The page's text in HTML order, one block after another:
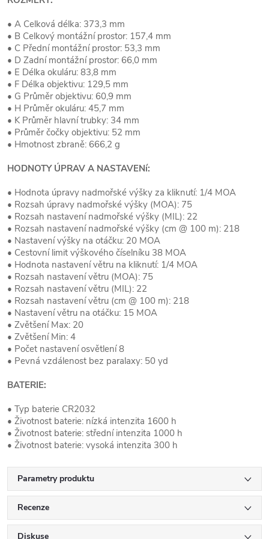
• A Celková délka: 373,3 mm
• B Celkový montážní prostor: 157,4 mm
• C Přední montážní prostor: 53,3 mm
• D Zadní montážní prostor: 66,0 mm
• E Délka okuláru: 83,8 mm
• F Délka objektivu: 129,5 mm
• G Průměr objektivu: 60,9 mm
• H Průměr okuláru: 45,7 mm
• K Průměr hlavní trubky: 34 mm
• Průměr čočky objektivu: 52 mm
• Hmotnost zbraně: 666,2 g
HODNOTY ÚPRAV A NASTAVENí:
• Hodnota úpravy nadmořské výšky za kliknutí: 1/4 MOA
• Rozsah úpravy nadmořské výšky (MOA): 75
• Rozsah nastavení nadmořské výšky (MIL): 22
• Rozsah nastavení nadmořské výšky (cm @ 100 m): 218
• Nastavení výšky na otáčku: 20 MOA
• Cestovní limit výškového číselníku 38 MOA
• Hodnota nastavení větru na kliknutí: 1/4 MOA
• Rozsah nastavení větru (MOA): 75
• Rozsah nastavení větru (MIL): 22
• Rozsah nastavení větru (cm @ 100 m): 218
• Nastavení větru na otáčku: 15 MOA
• Zvětšení Max: 20
• Zvětšení Min: 4
• Počet nastavení osvětlení 8
• Pevná vzdálenost bez paralaxy: 50 yd
BATERIE:
• Typ baterie CR2032
• Životnost baterie: nízká intenzita 1600 h
• Životnost baterie: střední intenzita 1000 h
• Životnost baterie: vysoká intenzita 300 h
Parametry produktu
Recenze
Diskuse